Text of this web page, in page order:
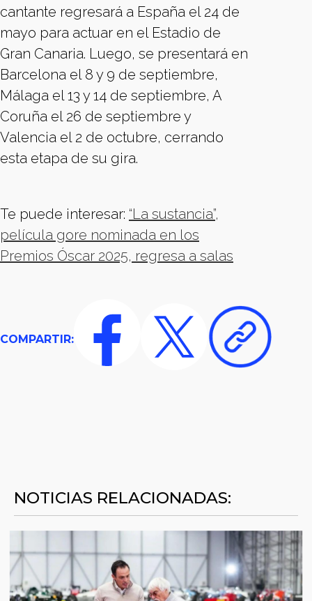
cantante regresará a España el 24 de
mayo para actuar en el Estadio de
Gran Canaria. Luego, se presentará en
Barcelona el 8 y 9 de septiembre,
Málaga el 13 y 14 de septiembre, A
Coruña el 26 de septiembre y
Valencia el 2 de octubre, cerrando
esta etapa de su gira.
Te puede interesar: “La sustancia”,
película gore nominada en los
Premios Óscar 2025, regresa a salas
COMPARTIR:
NOTICIAS RELACIONADAS: